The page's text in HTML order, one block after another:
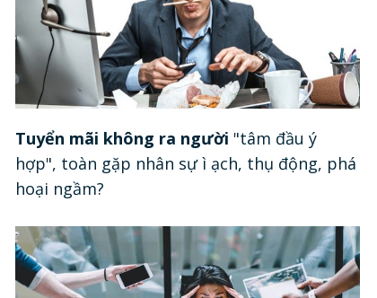
Tuyển mãi không ra người "tâm đầu ý
hợp", toàn gặp nhân sự ì ạch, thụ động, phá
hoại ngầm?